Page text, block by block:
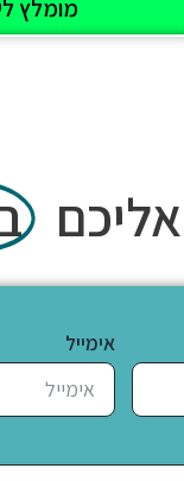
מומלץ
אליכם
אימייל